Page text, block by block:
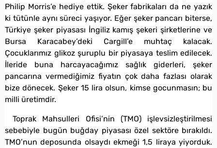
Philip Morris’e hediye ettik. Şeker fabrikaları da ne yazık
ki tütünle aynı süreci yaşıyor. Eğer şeker pancarı biterse,
Türkiye şeker piyasası İngiliz kamış şekeri şirketlerine ve
Bursa Karacabey’deki Cargill’e muhtaç kalacak.
Çocuklarımız glikoz şuruplu bir piyasaya teslim edilecek.
İleride buna harcayacağımız sağlık giderleri, şeker
pancarına vermediğimiz fiyatın çok daha fazlası olarak
bize dönecek. Şeker 15 lira olsun, kimse gocunmasın; bu
milli üretimdir.
Toprak Mahsulleri Ofisi’nin (TMO) işlevsizleştirilmesi
sebebiyle bugün buğday piyasası özel sektöre bırakıldı.
TMO’nun deposunda olsaydı ekmeği 1,5 liraya yiyorduk.